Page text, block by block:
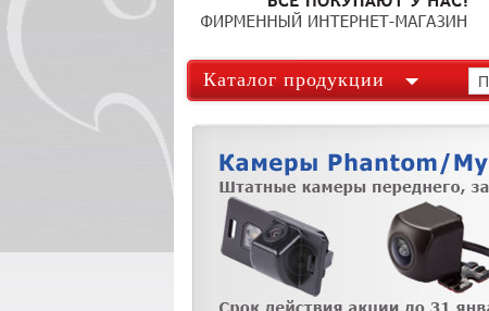
Каталог продукции